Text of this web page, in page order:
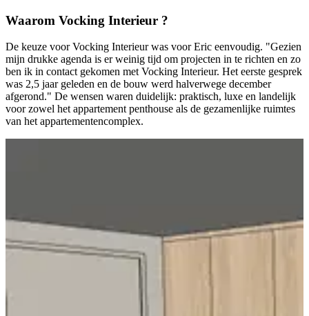
Waarom Vocking Interieur ?
De keuze voor Vocking Interieur was voor Eric eenvoudig. "Gezien
mijn drukke agenda is er weinig tijd om projecten in te richten en zo
ben ik in contact gekomen met Vocking Interieur. Het eerste gesprek
was 2,5 jaar geleden en de bouw werd halverwege december
afgerond." De wensen waren duidelijk: praktisch, luxe en landelijk
voor zowel het appartement penthouse als de gezamenlijke ruimtes
van het appartementencomplex.